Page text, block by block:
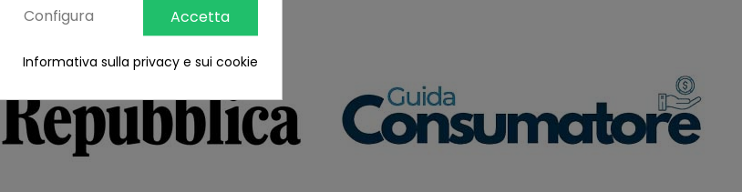
Configura Accetta
Informativa sulla privacy e sui cookie